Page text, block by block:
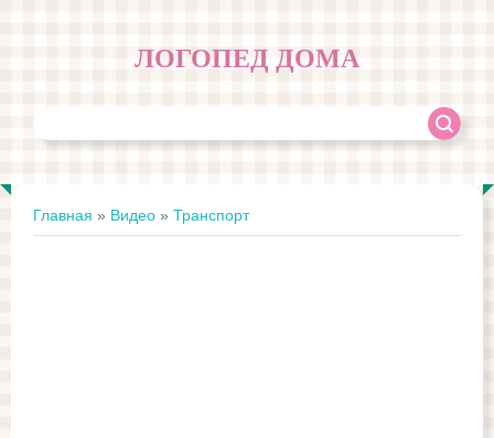
ЛОГОПЕД ДОМА
Главная » Видео » Транспорт